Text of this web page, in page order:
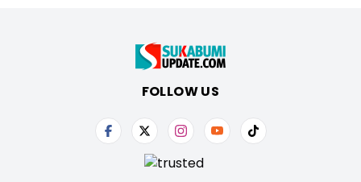
FOLLOW US